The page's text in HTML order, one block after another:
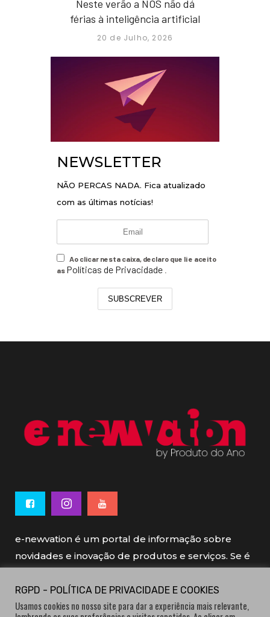
Neste verão a NOS não dá
férias à inteligência artificial
20 de Julho, 2026
NEWSLETTER
NÃO PERCAS NADA. Fica atualizado
com as últimas notícias!
Ao clicar nesta caixa, declaro que li e aceito
as Políticas de Privacidade
SUBSCREVER
e-newvation é um portal de informação sobre
novidades e inovação de produtos e serviços. Se é
e-newvation tem o patrocínio do “Produto do
RGPD - POLÍTICA DE PRIVACIDADE E COOKIES
Usamos cookies no nosso site para dar a experiência mais relevante,